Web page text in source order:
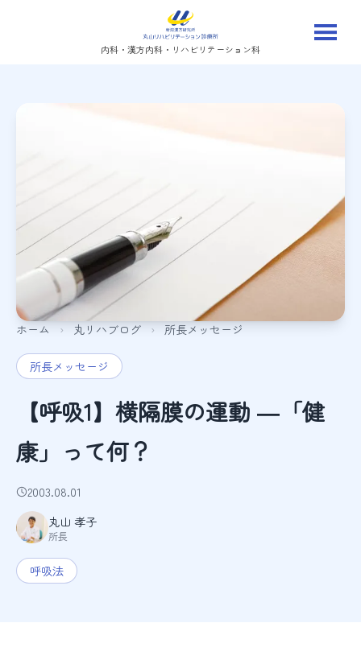
内科・漢方内科・リハビリテーション科
ホーム › 丸リハブログ › 所長メッセージ
所長メッセージ
【呼吸1】横隔膜の運動 ―「健
康」って何？
2003.08.01
丸山 孝子
所長
呼吸法